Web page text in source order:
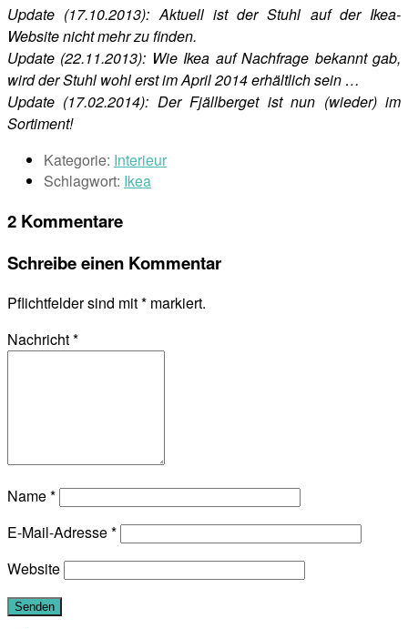
Update (17.10.2013): Aktuell ist der Stuhl auf der Ikea-
Website nicht mehr zu finden.
Update (22.11.2013): Wie Ikea auf Nachfrage bekannt gab,
wird der Stuhl wohl erst im April 2014 erhältlich sein …
Update (17.02.2014): Der Fjällberget ist nun (wieder) im
Sortiment!
Kategorie: Interieur
Schlagwort: Ikea
2 Kommentare
Schreibe einen Kommentar
Pflichtfelder sind mit* markiert.
Nachricht*
Name*
E-Mail-Adresse*
Website